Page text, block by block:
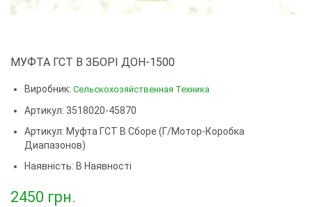
МУФТА ГСТ В ЗБОРІ ДОН-1500
Виробник: Сельскохозяйственная Техника
Артикул: 3518020-45870
Артикул: Муфта ГСТ В Сборе (г/мотор-Коробка
Диапазонов)
Наявність: В Наявності
2450 грн.